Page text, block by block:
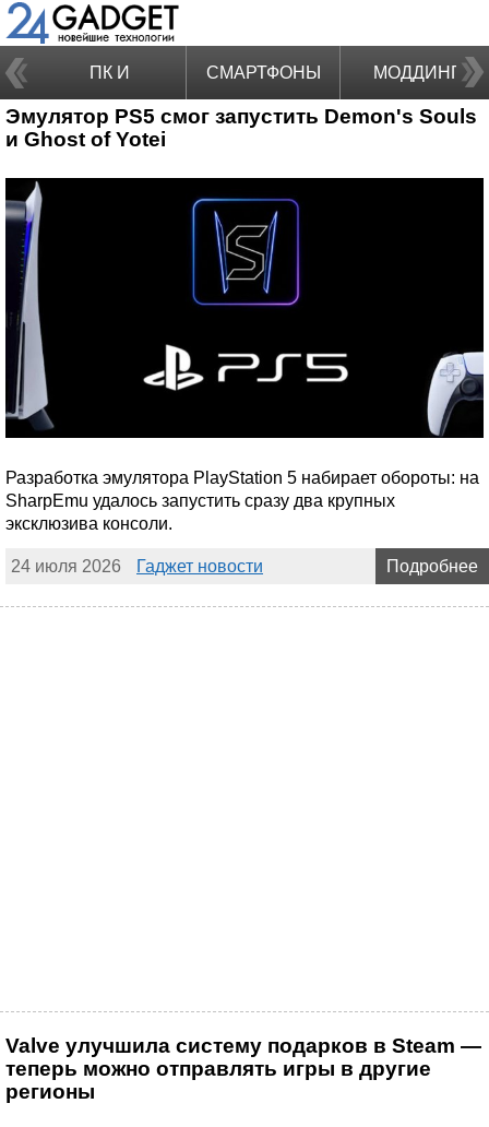
ПК И
НОУТБУКИ
СМАРТФОНЫ МОДДИНГ
Эмулятор PS5 смог запустить Demon's Souls
и Ghost of Yotei
Разработка эмулятора PlayStation 5 набирает обороты: на
SharpEmu удалось запустить сразу два крупных
эксклюзива консоли.
24 июля 2026 Гаджет новости Подробнее
Valve улучшила систему подарков в Steam —
теперь можно отправлять игры в другие
регионы